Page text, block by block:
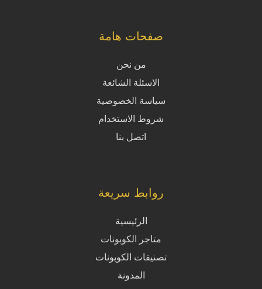
صفحات هامة
من نحن
الاسئلة الشائعة
سياسة الخصوصية
شروط الاستخدام
اتصل بنا
روابط سريعة
الرئيسية
متاجر الكوبونات
تصنيفات الكوبونات
المدونة